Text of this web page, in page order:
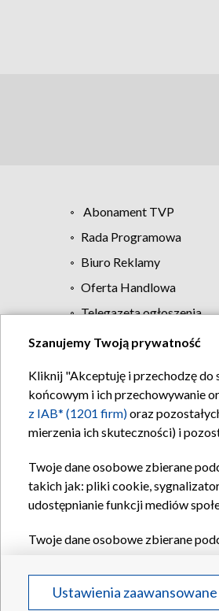
Abonament TVP
Rada Programowa
Biuro Reklamy
Oferta Handlowa
Telegazeta ogłoszenia
Szanujemy Twoją prywatność
Kliknij "Akceptuję i przechodzę do
końcowym i ich przechowywanie
z IAB* (1201 firm)oraz
mierzenia ich skuteczności) i
Twoje dane osobowe zbierane
takich jak: pliki cookie,
udostępnianie funkcji mediów
Twoje dane osobowe zbierane
Partnerów TVPdla realizacji
reklam, tworzenia profilu
Ustawienia zaawansowane